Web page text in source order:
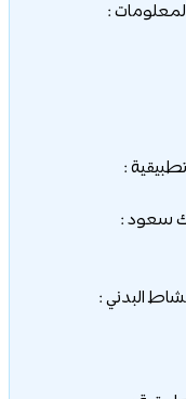
سعود :